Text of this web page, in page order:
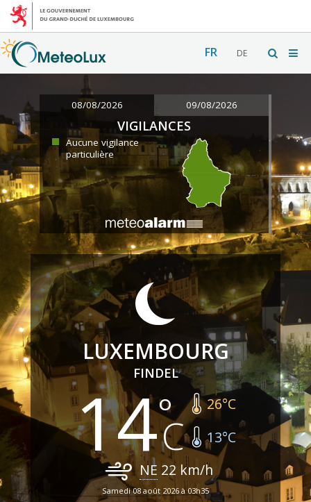
FR DE
08/08/2026 09/08/2026
VIGILANCES
Aucune vigilance
particulière
LUXEMBOURG
FINDEL
14 26°C
13°C
NE 22 km/h
Samedi 08 août 2026 à 03h35